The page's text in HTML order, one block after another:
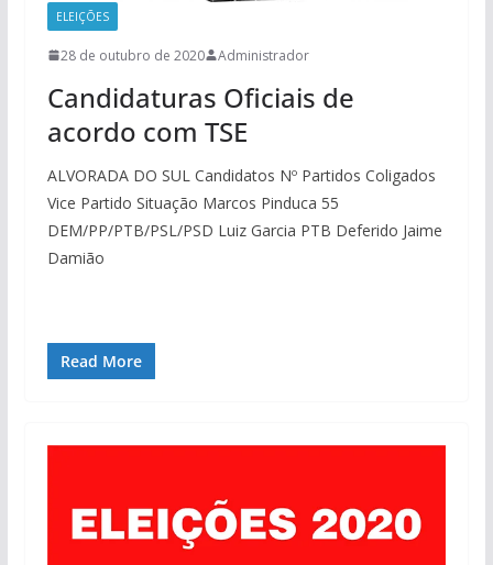
ELEIÇÕES
28 de outubro de 2020 Administrador
Candidaturas Oficiais de
acordo com TSE
ALVORADA DO SUL Candidatos Nº Partidos Coligados
Vice Partido Situação Marcos Pinduca 55
DEM/PP/PTB/PSL/PSD Luiz Garcia PTB Deferido Jaime
Damião
Read More